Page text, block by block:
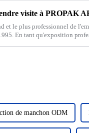
et le plus professionnel de
En tant qu'exposition
de manchon ODM